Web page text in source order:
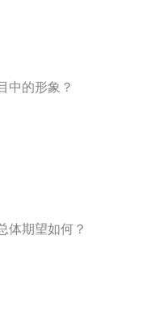
中的形象？
体期望如何？